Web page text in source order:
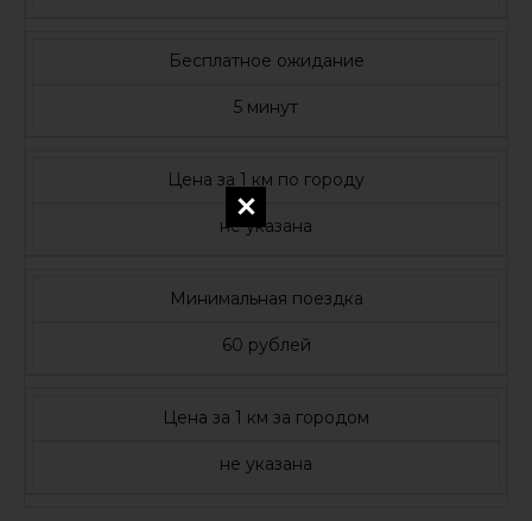
Бесплатное ожидание
5 минут
Цена за 1 км по городу
не указана
Минимальная поездка
60 рублей
Цена за 1 км за городом
не указана